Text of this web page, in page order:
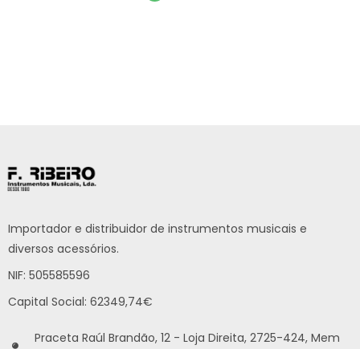
Importador e distribuidor de instrumentos musicais e
diversos acessórios.
NIF: 505585596
Capital Social: 62349,74€
Praceta Raúl Brandão, 12 - Loja Direita, 2725-424, Mem